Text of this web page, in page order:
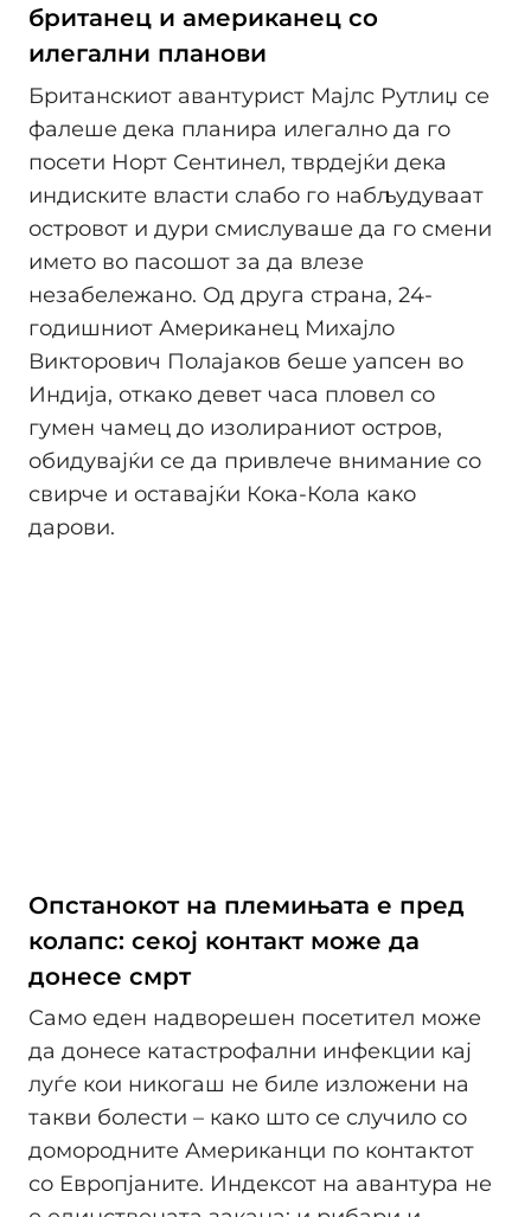
британец и американец со
илегални планови
Британскиот авантурист Мајлс Рутлиџ се
фалеше дека планира илегално да го
посети Норт Сентинел, тврдејќи дека
индиските власти слабо го набљудуваат
островот и дури смислуваше да го смени
името во пасошот за да влезе
незабележано. Од друга страна, 24-
годишниот Американец Михајло
Викторович Полајаков беше уапсен во
Индија, откако девет часа пловел со
гумен чамец до изолираниот остров,
обидувајќи се да привлече внимание со
свирче и оставајќи Кока-Кола како
дарови.
Опстанокот на племињата е пред
колапс: секој контакт може да
донесе смрт
Само еден надворешен посетител може
да донесе катастрофални инфекции кај
луѓе кои никогаш не биле изложени на
такви болести – како што се случило со
домородните Американци по контактот
со Европјаните. Индексот на авантура не